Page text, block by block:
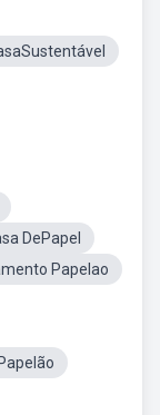
DePapel
Papelao